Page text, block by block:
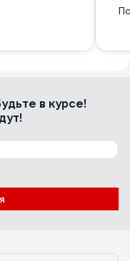
в курсе!